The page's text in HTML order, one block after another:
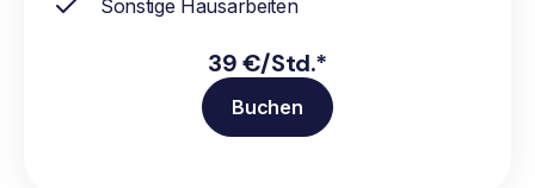
Sonstige Hausarbeiten
39 €/Std.*
Buchen